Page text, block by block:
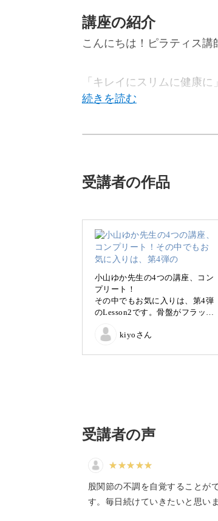
講座の紹介
こんにちは！ピラティス講
「キレイにスリムに健康
仕事・家事・育児など、
は多いですよね。
1日のうちほんの10分だけ
ピラティスのゆったりと
されるワークを、一緒に行
必要なのは1日10分
受講者の作品
小山ゆか先生の4つの講座、コン
プリート！
その中でもお気に入りは、第4弾
のLesson2です。骨盤がフラット
て、リピートしてます！
kiyoさん
受講者の声
股関節の不調を自覚することが
す。毎日続けていきたいと思いま